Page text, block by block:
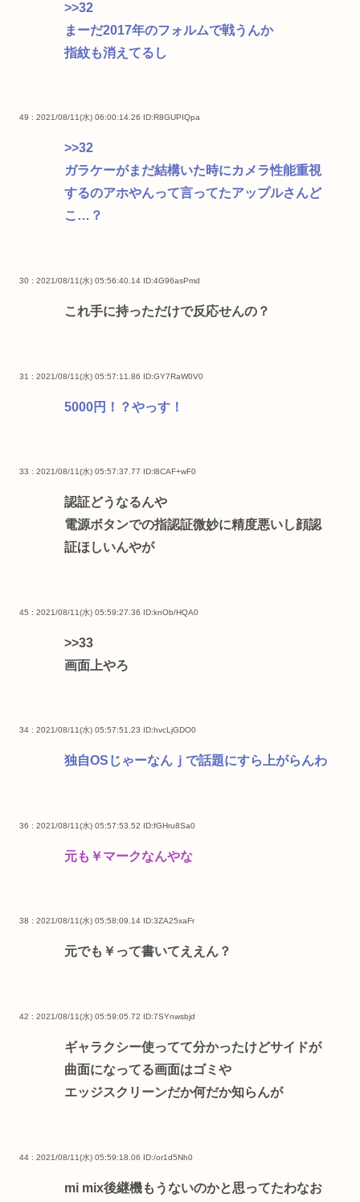
>>32
まーだ2017年のフォルムで戦うんか
指紋も消えてるし
49 : 2021/08/11(水) 06:00:14.26 ID:R8GUPIQpa
>>32
ガラケーがまだ結構いた時にカメラ性能重視
するのアホやんって言ってたアップルさんど
こ…？
30 : 2021/08/11(水) 05:56:40.14 ID:4G96asPmd
これ手に持っただけで反応せんの？
31 : 2021/08/11(水) 05:57:11.86 ID:GY7RaW0V0
5000円！？やっす！
33 : 2021/08/11(水) 05:57:37.77 ID:l8CAF+wF0
認証どうなるんや
電源ボタンでの指認証微妙に精度悪いし顔認
証ほしいんやが
45 : 2021/08/11(水) 05:59:27.36 ID:knOb/HQA0
>>33
画面上やろ
34 : 2021/08/11(水) 05:57:51.23 ID:hvcLjGDO0
独自OSじゃーなんｊで話題にすら上がらんわ
36 : 2021/08/11(水) 05:57:53.52 ID:fGHru8Sa0
元も￥マークなんやな
38 : 2021/08/11(水) 05:58:09.14 ID:3ZA25xaFr
元でも￥って書いてええん？
42 : 2021/08/11(水) 05:59:05.72 ID:7SYnwsbjd
ギャラクシー使ってて分かったけどサイドが
曲面になってる画面はゴミや
エッジスクリーンだか何だか知らんが
44 : 2021/08/11(水) 05:59:18.06 ID:/or1d5Nh0
mi mix後継機もうないのかと思ってたわなお